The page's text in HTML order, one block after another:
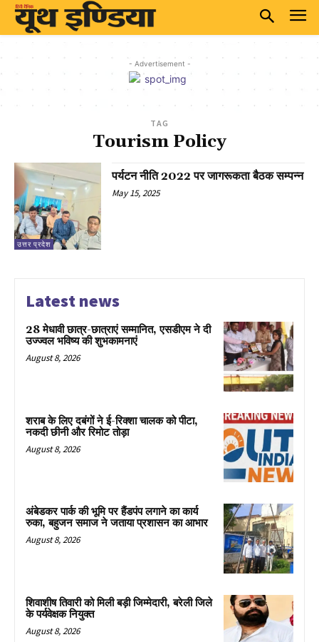
- Advertisement -
TAG
Tourism Policy
उत्तर प्रदेश
पर्यटन नीति 2022 पर जागरूकता बैठक सम्पन्न
May 15, 2025
Latest news
28 मेधावी छात्र-छात्राएं सम्मानित, एसडीएम ने दी
उज्ज्वल भविष्य की शुभकामनाएं
August 8, 2026
शराब के लिए दबंगों ने ई-रिक्शा चालक को पीटा,
नकदी छीनी और रिमोट तोड़ा
August 8, 2026
अंबेडकर पार्क की भूमि पर हैंडपंप लगाने का कार्य
रुका, बहुजन समाज ने जताया प्रशासन का आभार
August 8, 2026
शिवाशीष तिवारी को मिली बड़ी जिम्मेदारी, बरेली जिले
के पर्यवेक्षक नियुक्त
August 8, 2026